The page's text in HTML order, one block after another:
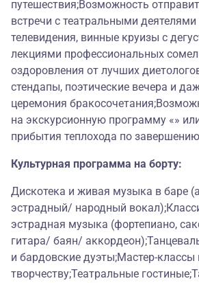
путешествия;Возможность
встречи с театральными
телевидения, винные круизы с
лекциями профессиональных
оздоровления от лучших
стендапы, поэтические вечера и
церемония
на экскурсионную программу «»
прибытия теплохода по
Культурная программа на борту:
Дискотека и живая музыка в баре
эстрадный/ народный
эстрадная музыка (фортепиано,
гитара/ баян/
и бардовские дуэты;Мастер-
творчеству;Театральные